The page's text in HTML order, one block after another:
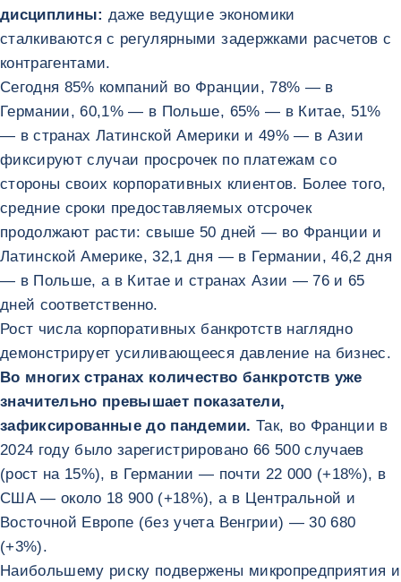
дисциплины: даже ведущие экономики
сталкиваются с регулярными задержками расчетов с
контрагентами.
Сегодня 85% компаний во Франции, 78% — в
Германии, 60,1% — в Польше, 65% — в Китае, 51%
— в странах Латинской Америки и 49% — в Азии
фиксируют случаи просрочек по платежам со
стороны своих корпоративных клиентов. Более того,
средние сроки предоставляемых отсрочек
продолжают расти: свыше 50 дней — во Франции и
Латинской Америке, 32,1 дня — в Германии, 46,2 дня
— в Польше, а в Китае и странах Азии — 76 и 65
дней соответственно.
Рост числа корпоративных банкротств наглядно
демонстрирует усиливающееся давление на бизнес.
Во многих странах количество банкротств уже
значительно превышает показатели,
зафиксированные до пандемии. Так, во Франции в
2024 году было зарегистрировано 66 500 случаев
(рост на 15%), в Германии — почти 22 000 (+18%), в
США — около 18 900 (+18%), а в Центральной и
Восточной Европе (без учета Венгрии) — 30 680
(+3%).
Наибольшему риску подвержены микропредприятия и